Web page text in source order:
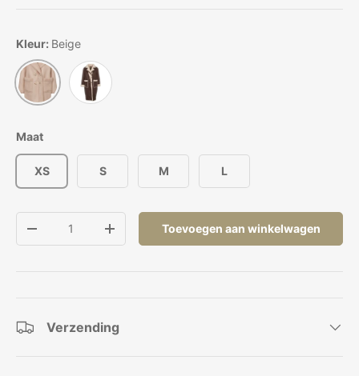
Kleur: Beige
Beige
Maat
XS S M L
Verlaag de hoeveelheidVerhoog de hoeveelheid
Toevoegen aan winkelwagen
Verzending